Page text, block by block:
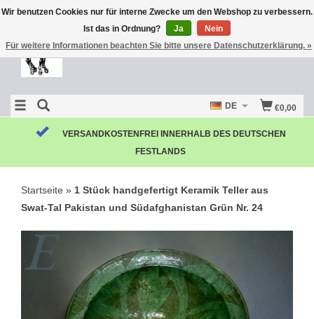
€0,00
DE
VERSANDKOSTENFREI INNERHALB DES DEUTSCHEN
FESTLANDS
Startseite » 1 Stück handgefertigt Keramik Teller aus
Swat-Tal Pakistan und Südafghanistan Grün Nr. 24
Wir benutzen Cookies nur für interne Zwecke um den Webshop zu verbessern.
Ist das in Ordnung?
Ja
Nein
Für weitere Informationen beachten Sie bitte unsere Datenschutzerklärung. »